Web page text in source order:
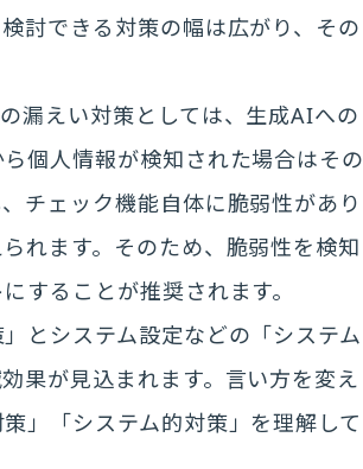
討できる対策の幅は広がり、その
漏えい対策としては、生成AIへの
個人情報が検知された場合はその
チェック機能自体に脆弱性があり
れます。そのため、脆弱性を検知
することが推奨されます。
とシステム設定などの「システム
果が見込まれます。言い方を変え
」「システム的対策」を理解して